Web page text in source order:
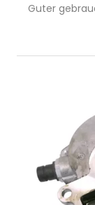
Guter